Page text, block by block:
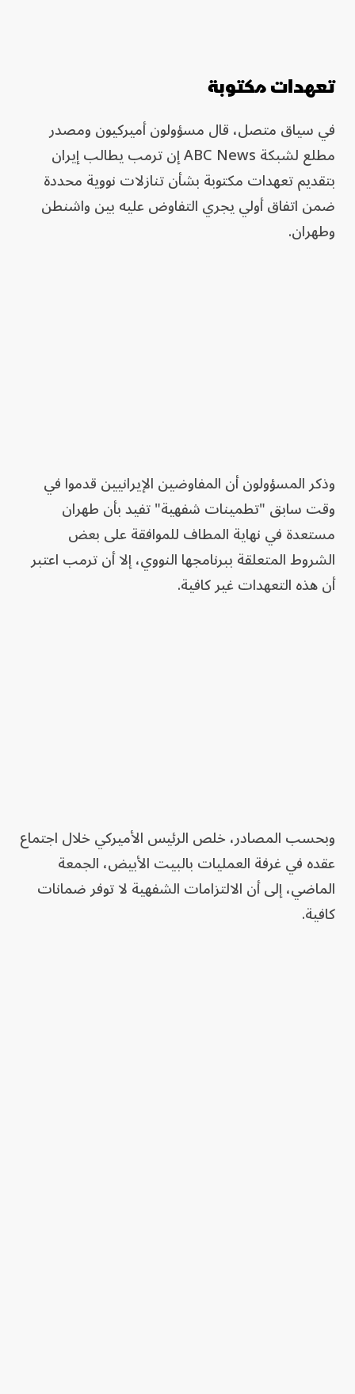
تعهدات مكتوبة
في سياق متصل، قال مسؤولون أميركيون ومصدر
مطلع لشبكة ABC News إن ترمب يطالب إيران
بتقديم تعهدات مكتوبة بشأن تنازلات نووية محددة
ضمن اتفاق أولي يجري التفاوض عليه بين واشنطن
وطهران.
وذكر المسؤولون أن المفاوضين الإيرانيين قدموا في
وقت سابق "تطمينات شفهية" تفيد بأن طهران
مستعدة في نهاية المطاف للموافقة على بعض
الشروط المتعلقة ببرنامجها النووي، إلا أن ترمب اعتبر
أن هذه التعهدات غير كافية.
وبحسب المصادر، خلص الرئيس الأميركي خلال اجتماع
عقده في غرفة العمليات بالبيت الأبيض، الجمعة
الماضي، إلى أن الالتزامات الشفهية لا توفر ضمانات
كافية.